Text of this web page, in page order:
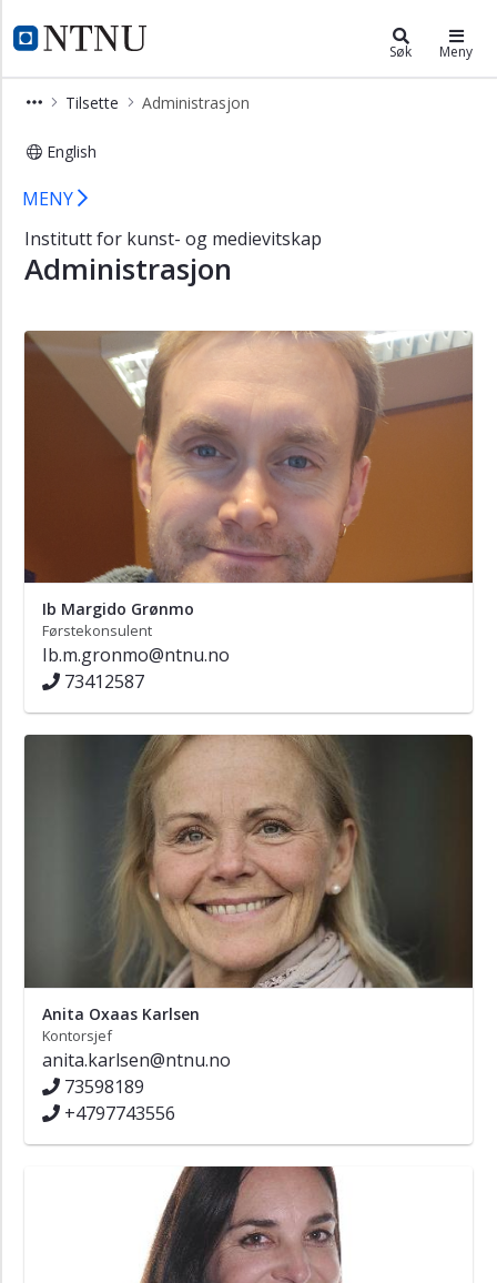
NTNU Hjemmeside
Institutt for kunst- og Søk Meny
Tilsette Administrasjon
English
Ansatte i administrasjonen -
×
Om
instituttet
Strategi
tilsette
Administrasjon
Filmvitskap
Medievitskap
Stipendiatar
Studier
Forsking
MENY
Institutt for kunst- og medievitskap
Administrasjon
Ib Margido Grønmo
Førstekonsulent
Ib.m.gronmo@ntnu.no
73412587
Anita Oxaas Karlsen
Kontorsjef
anita.karlsen@ntnu.no
73598189
+4797743556